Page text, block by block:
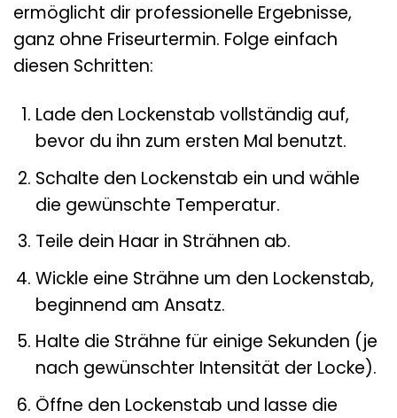
ermöglicht dir professionelle Ergebnisse,
ganz ohne Friseurtermin. Folge einfach
diesen Schritten:
Lade den Lockenstab vollständig auf,
bevor du ihn zum ersten Mal benutzt.
Schalte den Lockenstab ein und wähle
die gewünschte Temperatur.
Teile dein Haar in Strähnen ab.
Wickle eine Strähne um den Lockenstab,
beginnend am Ansatz.
Halte die Strähne für einige Sekunden (je
nach gewünschter Intensität der Locke).
Öffne den Lockenstab und lasse die